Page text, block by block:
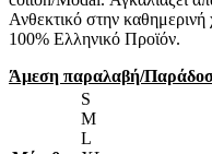
Ανθεκτικό στην
100% Ελληνικό Προϊόν.
Άμεση παραλαβή/
S
M
L